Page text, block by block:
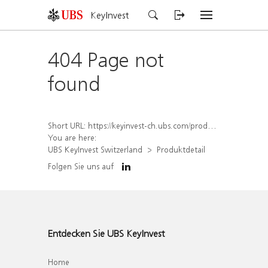
KeyInvest
404 Page not
found
Short URL: https://keyinvest-ch.ubs.com/produkt/detail/index/isin/CH1565648016
You are here:
UBS KeyInvest Switzerland
Produktdetail
Folgen Sie uns auf
Entdecken Sie UBS KeyInvest
Home